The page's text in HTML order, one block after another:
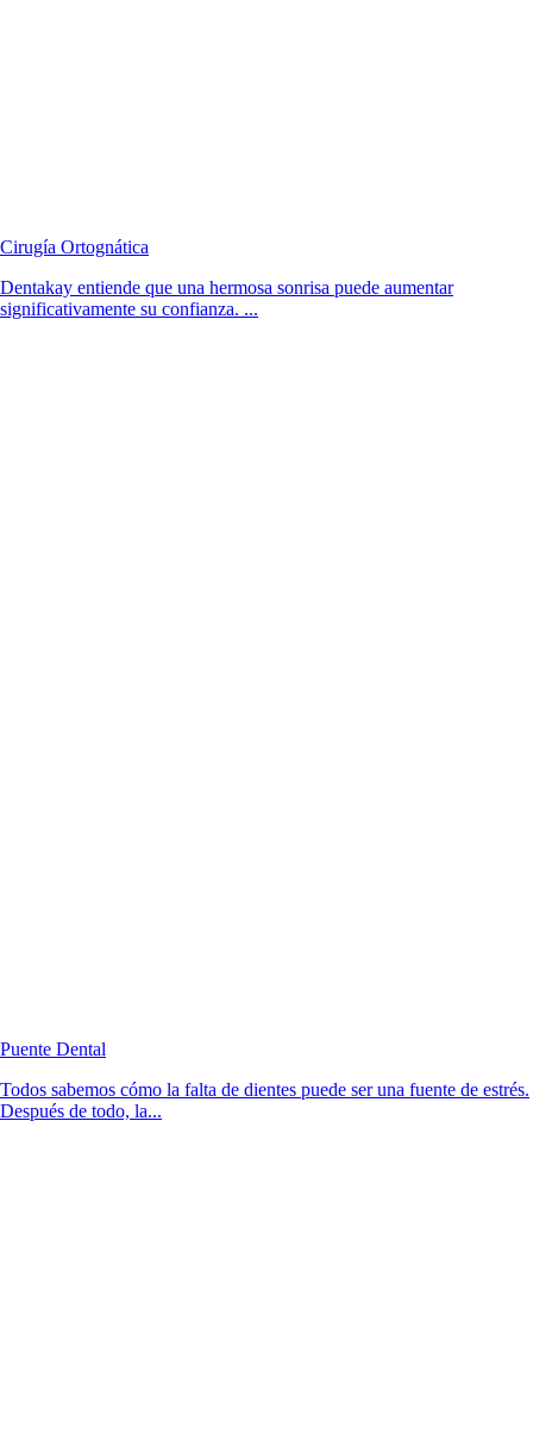
Cirugía Ortognática
Dentakay entiende que una hermosa sonrisa puede aumentar
significativamente su confianza. ...
Puente Dental
Todos sabemos cómo la falta de dientes puede ser una fuente de estrés.
Después de todo, la...